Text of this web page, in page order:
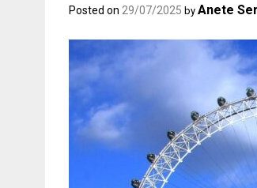
Posted on 29/07/2025 by Anete